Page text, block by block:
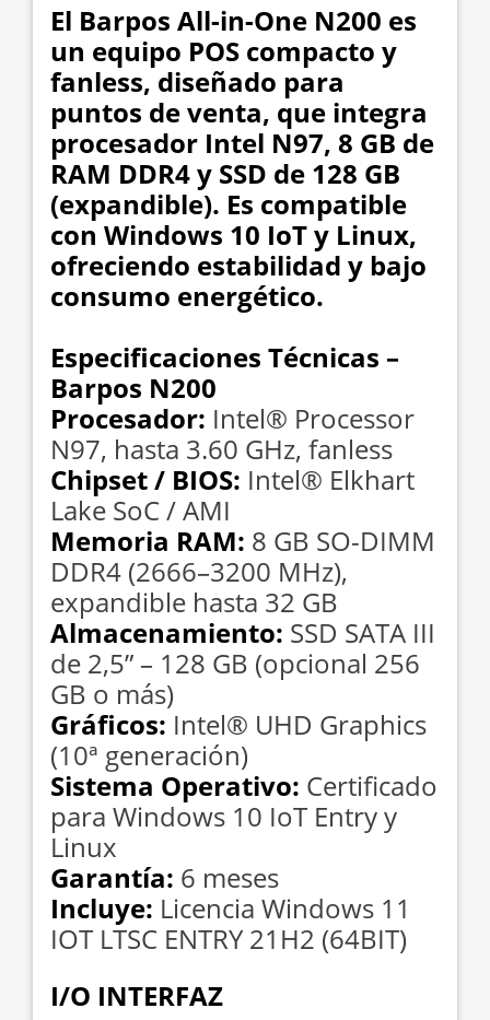
El Barpos All-in-One N200 es
un equipo POS compacto y
fanless, diseñado para
puntos de venta, que integra
procesador Intel N97, 8 GB de
RAM DDR4 y SSD de 128 GB
(expandible). Es compatible
con Windows 10 IoT y Linux,
ofreciendo estabilidad y bajo
consumo energético.
Especificaciones Técnicas –
Barpos N200
Procesador: Intel® Processor
N97, hasta 3.60 GHz, fanless
Chipset / BIOS: Intel® Elkhart
Lake SoC / AMI
Memoria RAM: 8 GB SO-DIMM
DDR4 (2666–3200 MHz),
expandible hasta 32 GB
Almacenamiento: SSD SATA III
de 2,5” – 128 GB (opcional 256
GB o más)
Gráficos: Intel® UHD Graphics
(10ª generación)
Sistema Operativo: Certificado
para Windows 10 IoT Entry y
Linux
Garantía: 6 meses
Incluye: Licencia Windows 11
IOT LTSC ENTRY 21H2 (64BIT)
I/O INTERFAZ